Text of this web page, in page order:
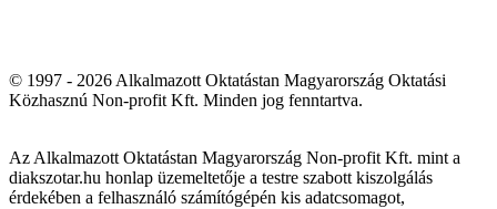
© 1997 - 2026 Alkalmazott Oktatástan Magyarország Oktatási
Közhasznú Non-profit Kft. Minden jog fenntartva.
Az Alkalmazott Oktatástan Magyarország Non-profit Kft. mint a
diakszotar.hu honlap üzemeltetője a testre szabott kiszolgálás
érdekében a felhasználó számítógépén kis adatcsomagot,